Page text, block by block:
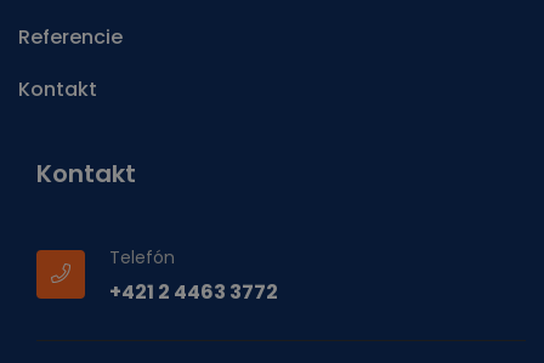
Referencie
Kontakt
Kontakt
Telefón
+421 2 4463 3772